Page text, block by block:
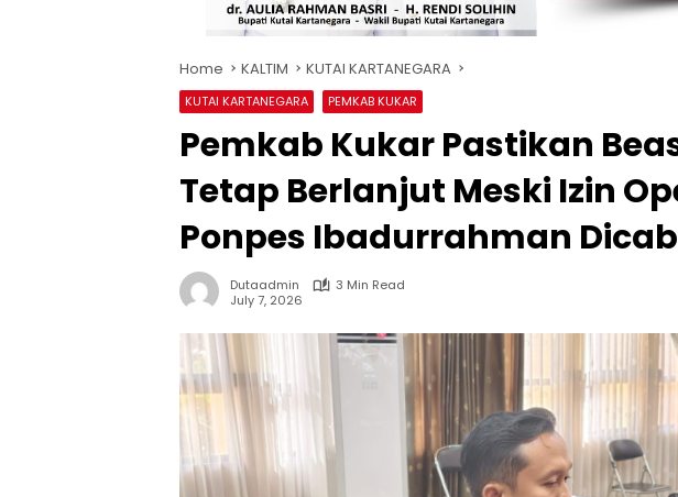
Home KALTIM KUTAI KARTANEGARA
KUTAI KARTANEGARA PEMKAB KUKAR
Pemkab Kukar Pastikan
Tetap Berlanjut Meski Izin
Ponpes Ibadurrahman
Dutaadmin
3 Min Read
July 7, 2026